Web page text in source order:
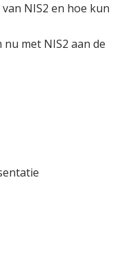
NIS2 en hoe kun
met NIS2 aan de